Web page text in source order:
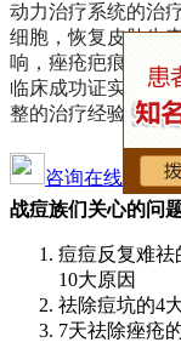
动力治疗系统的治
细胞，恢复皮肤生
响，痤疮疤痕和痤
临床成功证实,咨询
整的治疗经验，治
咨询在线专家
战痘族们关心的问
痘痘反复难祛
10大原因
祛除痘坑的4
7天祛除痤疮